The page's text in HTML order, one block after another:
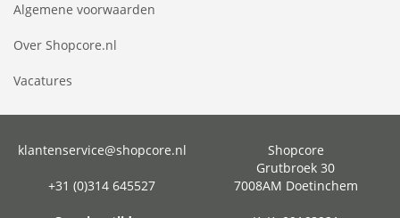
Algemene voorwaarden
Over Shopcore.nl
Vacatures
klantenservice@shopcore.nl
+31 (0)314 645527
Shopcore
Grutbroek 30
7008AM Doetinchem